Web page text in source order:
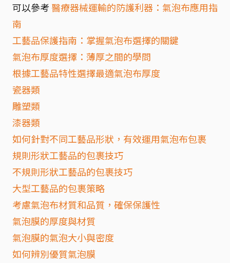
可以參考醫療器械運輸的防護利器：氣泡布應用指
南
工藝品保護指南：掌握氣泡布選擇的關鍵
氣泡布厚度選擇：薄厚之間的學問
根據工藝品特性選擇最適氣泡布厚度
瓷器類
雕塑類
漆器類
如何針對不同工藝品形狀，有效運用氣泡布包裹
規則形狀工藝品的包裹技巧
不規則形狀工藝品的包裹技巧
大型工藝品的包裹策略
考慮氣泡布材質和品質，確保保護性
氣泡膜的厚度與材質
氣泡膜的氣泡大小與密度
如何辨別優質氣泡膜